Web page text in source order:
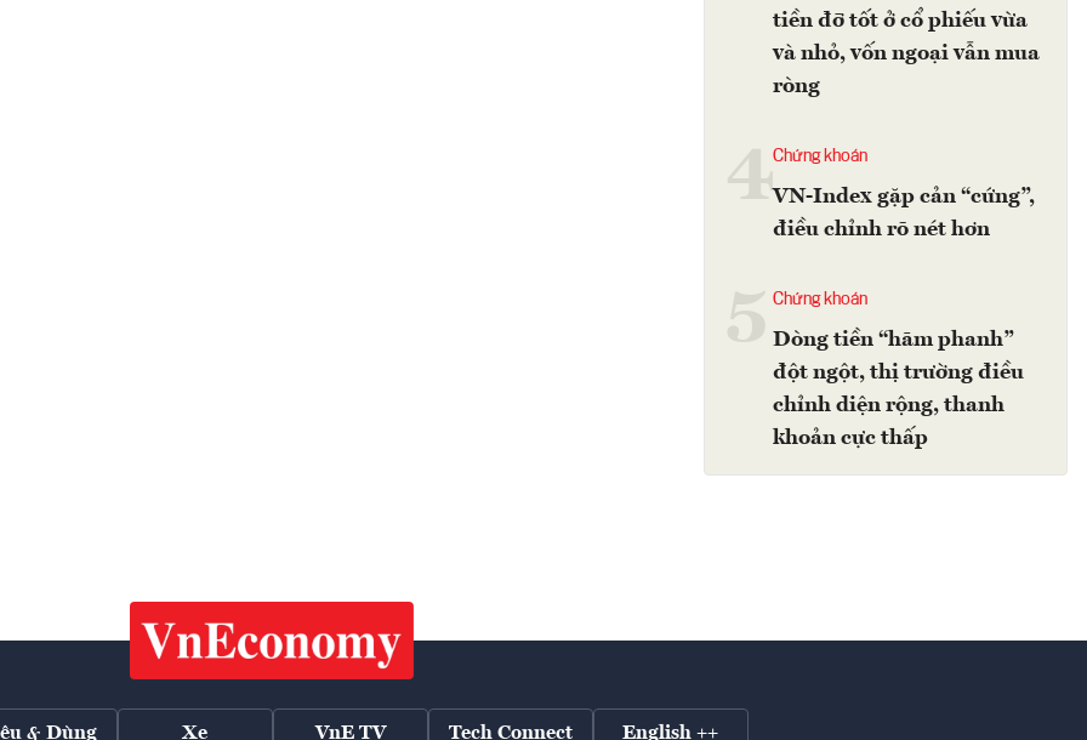
tiền đỡ tốt ở cổ phiếu vừa
và nhỏ, vốn ngoại vẫn mua
ròng
4Chứng khoán
VN-Index gặp cản “cứng”,
điều chỉnh rõ nét hơn
Chứng khoán
Dòng tiền “hãm phanh”
đột ngột, thị trường điều
chỉnh diện rộng, thanh
khoản cực thấp
& Dùng Xe VnE TV Tech Connect English ++